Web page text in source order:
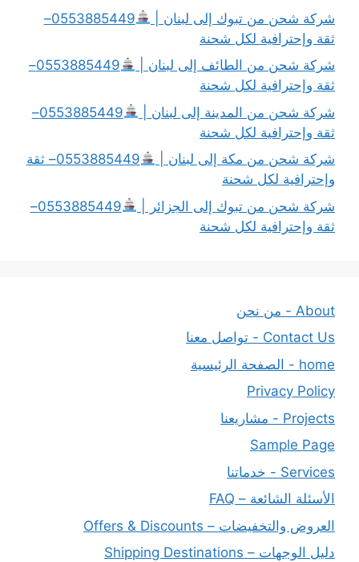
شركة شحن من تبوك إلى لبنان |
0553885449–
ثقة وإحترافية لكل شحنة
شركة شحن من الطائف إلى لبنان |
0553885449–
ثقة وإحترافية لكل شحنة
شركة شحن من المدينة إلى لبنان |
0553885449–
ثقة وإحترافية لكل شحنة
شركة شحن من مكة إلى لبنان |
0553885449– ثقة
وإحترافية لكل شحنة
شركة شحن من تبوك إلى الجزائر |
0553885449–
ثقة وإحترافية لكل شحنة
About - من نحن
Contact Us - تواصل معنا
home - الصفحة الرئيسية
Privacy Policy
Projects - مشاريعنا
Sample Page
Services - خدماتنا
الأسئلة الشائعة – FAQ
العروض والتخفيضات – Offers & Discounts
دليل الوجهات – Shipping Destinations